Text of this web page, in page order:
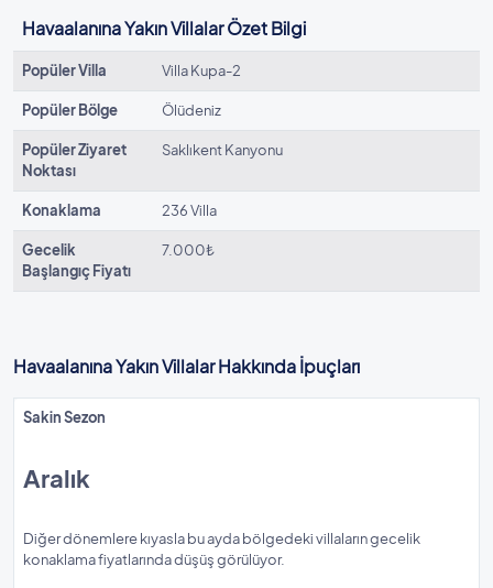
Havaalanına Yakın Villalar Özet Bilgi
Popüler Villa Villa Kupa-2
Popüler Bölge Ölüdeniz
Popüler Ziyaret
Noktası
Saklıkent Kanyonu
Konaklama 236 Villa
Gecelik
Başlangıç Fiyatı
7.000₺
Havaalanına Yakın Villalar Hakkında İpuçları
Sakin Sezon
Aralık
Diğer dönemlere kıyasla bu ayda bölgedeki villaların gecelik
konaklama fiyatlarında düşüş görülüyor.